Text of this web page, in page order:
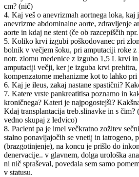
cm? (nič)
4. Kaj veš o anevrizmah aortnega loka, kaj
anevrizme abdominalne aorte, zdravljenje
aorte in kdaj ne stent (če ob razcepiščih
5. Koliko krvi izgubi poškodovanec pri
bolnik v večjem šoku, pri amputaciji roke
notr. zlomu medenice z izgubo 1,5 L krvi
amputaciji večji, ker je izguba krvi
kompenzatorne mehanizme kot to lahko
6. Kaj je ileus, zakaj nastane spastični?
7. Katere vrste pankreatitisa poznamo in
kroničnega? Kateri je najpogostejši?
Kdaj transplantacija treb.slinavke in s čim?
vedno skupaj z ledvico)
8. Pacient pa je imel večkratno zožitev
stalno ponavljajočih se vnetij in iatrogeno,
(brazgotinjenje), na koncu je prišlo do
denervacije.. v glavnem, dolga urološka
ni nič spraševal, povedala sem samo
v statusu.